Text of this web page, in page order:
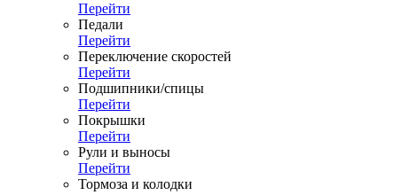
Перейти
Педали
Перейти
Переключение скоростей
Перейти
Подшипники/спицы
Перейти
Покрышки
Перейти
Рули и выносы
Перейти
Тормоза и колодки